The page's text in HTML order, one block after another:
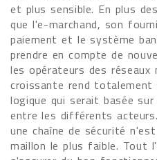
et plus sensible. En plus
que l'e-marchand, son
paiement et le système
prendre en compte de
les opérateurs des réseaux
croissante rend
logique qui serait basée
entre les différents
une chaîne de sécurité
maillon le plus faible. Tout